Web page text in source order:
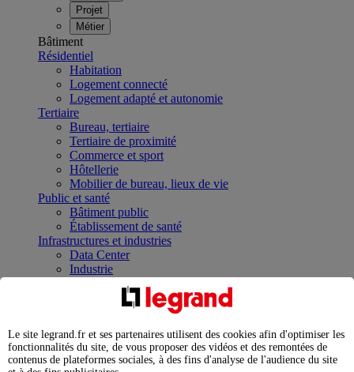
Projet
Métier
Bâtiment
Résidentiel
Habitation
Logement connecté
Logement adapté et autonomie
Tertiaire
Bureau, tertiaire
Tertiaire de proximité
Commerce et sport
Hôtellerie
Mobilier de bureau, lieux de vie
Public et santé
Bâtiment public
Établissement de santé
Infrastructures et industries
Data Center
Industrie
Infrastructures
Contrôler et planifier le fonctionnement des appareils
Répartir et optimiser son tableau électrique
Legrand Data Center Solutions : concentrer les
expertises au service de vos performances
Le site legrand.fr et ses partenaires utilisent des cookies afin d'optimiser les
fonctionnalités du site, de vous proposer des vidéos et des remontées de
contenus de plateformes sociales, à des fins d'analyse de l'audience du site